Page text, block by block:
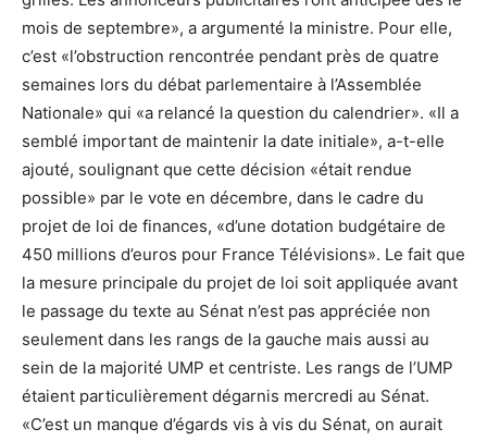
mois de septembre», a argumenté la ministre. Pour elle,
c’est «l’obstruction rencontrée pendant près de quatre
semaines lors du débat parlementaire à l’Assemblée
Nationale» qui «a relancé la question du calendrier». «Il a
semblé important de maintenir la date initiale», a-t-elle
ajouté, soulignant que cette décision «était rendue
possible» par le vote en décembre, dans le cadre du
projet de loi de finances, «d’une dotation budgétaire de
450 millions d’euros pour France Télévisions». Le fait que
la mesure principale du projet de loi soit appliquée avant
le passage du texte au Sénat n’est pas appréciée non
seulement dans les rangs de la gauche mais aussi au
sein de la majorité UMP et centriste. Les rangs de l’UMP
étaient particulièrement dégarnis mercredi au Sénat.
«C’est un manque d’égards vis à vis du Sénat, on aurait